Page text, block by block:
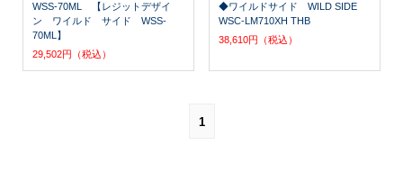
WSS-70ML 【レジットデザイ
ン ワイルド サイド WSS-
70ML】
29,502円（税込）
◆ワイルドサイド WILD SIDE
WSC-LM710XH THB
38,610円（税込）
1